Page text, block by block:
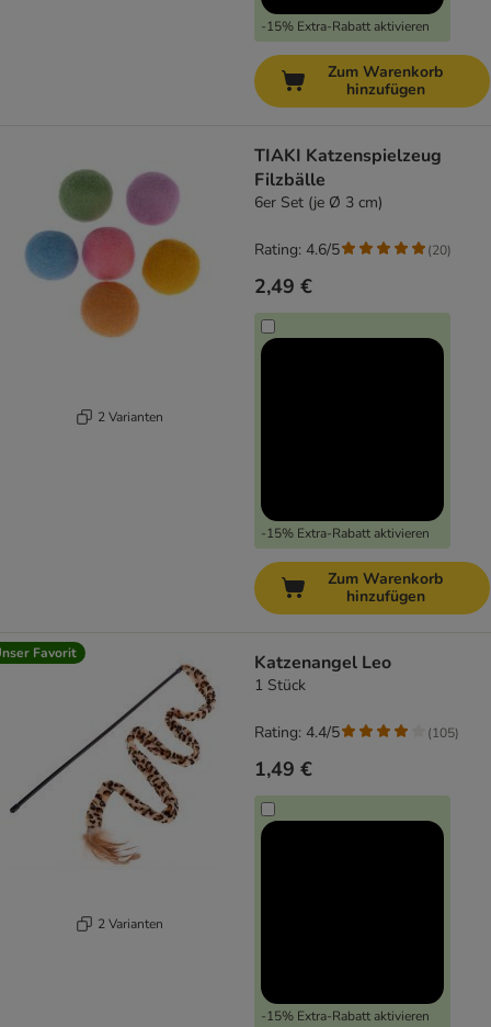
-15% Extra-Rabatt aktivieren
Zum Warenkorb
hinzufügen
2 Varianten
TIAKI Katzenspielzeug
Filzbälle
6er Set (je Ø 3 cm)
2,49 €
-15% Extra-Rabatt aktivieren
Rating: 4.6/5 (20)
Zum Warenkorb
hinzufügen
Favorit
2 Varianten
Katzenangel Leo
1 Stück
1,49 €
-15% Extra-Rabatt aktivieren
Rating: 4.4/5 (105)